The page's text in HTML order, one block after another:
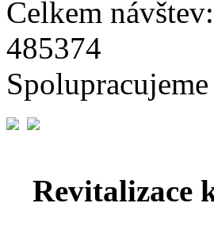
Celkem návštev:
485374
Revitalizace